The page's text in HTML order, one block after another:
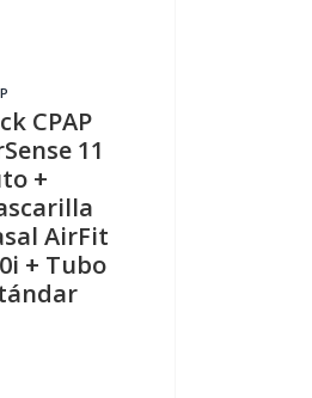
CPAP
11
+
AirFit
+ Tubo